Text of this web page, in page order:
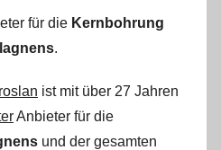
für die Kernbohrung
.
ist mit über 27 Jahren
Anbieter für die
und der gesamten